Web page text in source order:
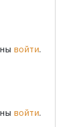
войти.
войти.